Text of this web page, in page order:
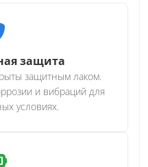
защита
защитным лаком.
и вибраций для
условиях.